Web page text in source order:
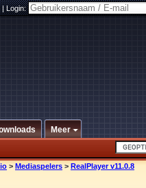
|Login:
Meer
> Mediaspelers > RealPlayer v11.0.8